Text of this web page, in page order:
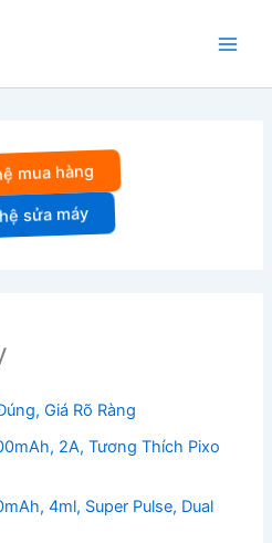
mua hàng
sửa máy
Giá Rõ Ràng
2A, Tương Thích Pixo
4ml, Super Pulse, Dual